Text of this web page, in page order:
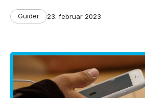
Categories
Guider
Post
23. februar 2023